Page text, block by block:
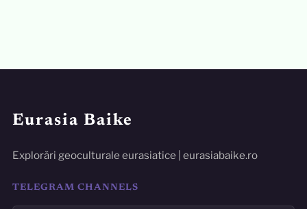
Eurasia Baike
Explorări geoculturale eurasiatice | eurasiabaike.ro
TELEGRAM CHANNELS